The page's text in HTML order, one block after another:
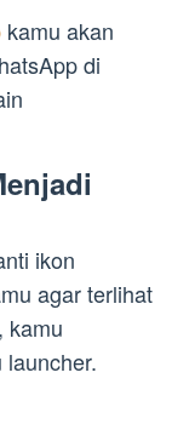
kamu akan
di
ikon
agar terlihat
kamu